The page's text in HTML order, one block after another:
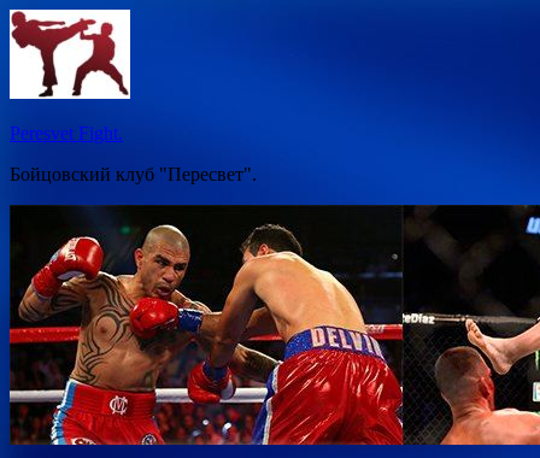
Перейти
к
содержимому
Peresvet Fight.
Бойцовский клуб "Пересвет".